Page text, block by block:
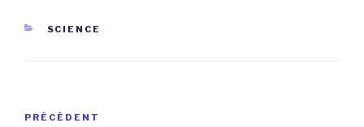
CATÉGORIES
SCIENCE
Navigation
Article
PRÉCÉDENT